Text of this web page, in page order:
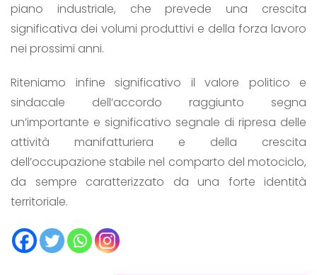
piano industriale, che prevede una crescita
significativa dei volumi produttivi e della forza lavoro
nei prossimi anni.
Riteniamo infine significativo il valore politico e
sindacale dell’accordo raggiunto segna
un’importante e significativo segnale di ripresa delle
attività manifatturiera e della crescita
dell’occupazione stabile nel comparto del motociclo,
da sempre caratterizzato da una forte identità
territoriale.